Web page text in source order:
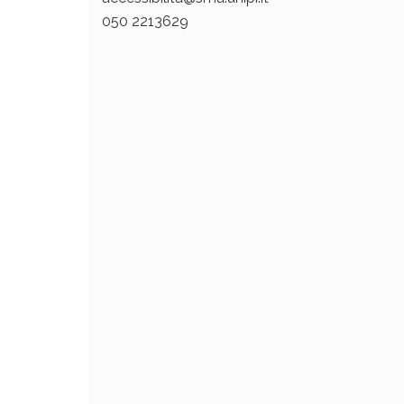
050 2213629